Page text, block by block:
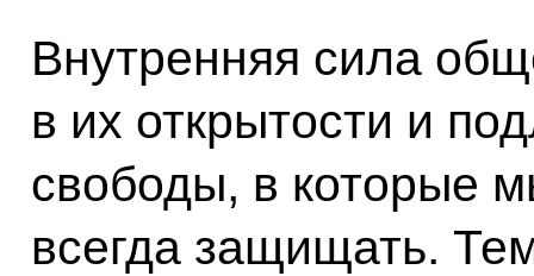
Внутренняя сила
в их открытости и
свободы, в которые
всегда защищать.